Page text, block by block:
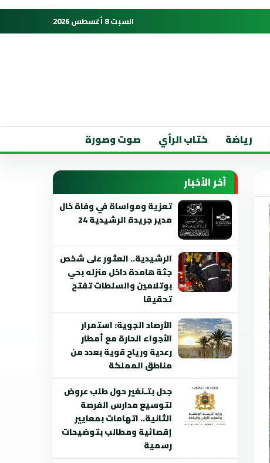
السبت 8 أغسطس 2026
رياضة كتاب الرأي صوت وصورة
آخر الأخبار
تعزية ومواساة في وفاة خال
مدير جريدة الرشيدية 24
الرشيدية.. العثور على شخص
جثة هامدة داخل منزله بحي
بوتلامين والسلطات تفتح
تحقيقا
الأرصاد الجوية: استمرار
الأجواء الحارة مع أمطار
رعدية ورياح قوية بعدد من
مناطق المملكة
جدل بتـنغير حول طلب عروض
لتوسيع مدارس الفرصة
الثانية.. اتهامات بمعايير
إقصائية ومطالب بتوضيحات
رسمية